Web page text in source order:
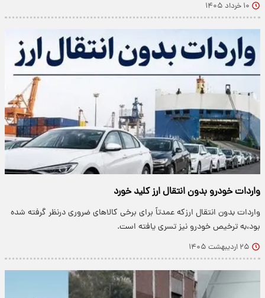
۱۰ خرداد ۱۴۰۵
واردات خودرو بدون انتقال ارز کلید خورد
واردات بدون انتقال ارزکه عمدتاً برای برخی کالاهای ضروری درنظر گرفته شده
بود،به ترخیص خودرو نیز تسری یافته است.
۲۵ اردیبهشت ۱۴۰۵